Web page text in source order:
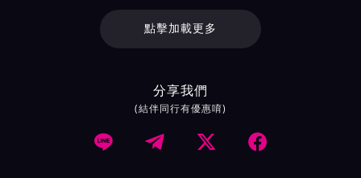
點擊加載更多
分享我們
(結伴同行有優惠唷)
   